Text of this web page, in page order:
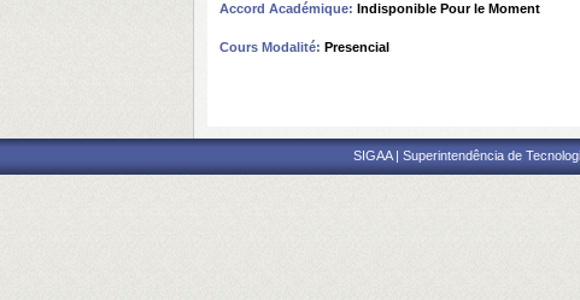
Accord Académique: Indisponible Pour le Moment
Cours Modalité: Presencial
SIGAA | Superintendência de